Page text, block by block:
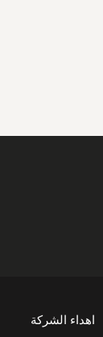
اهداء الشركة